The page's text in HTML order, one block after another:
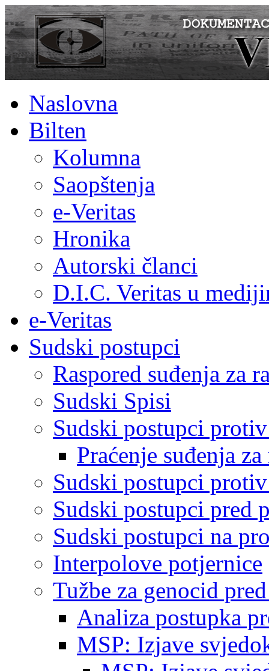
Naslovna
Bilten
Kolumna
Saopštenja
e-Veritas
Hronika
Autorski članci
D.I.C. Veritas u
e-Veritas
Sudski postupci
Raspored suđenja za
Sudski Spisi
Sudski postupci
Praćenje suđenja
Sudski postupci
Sudski postupci pred
Sudski postupci na
Interpolove potjernice
Tužbe za genocid
Analiza postupka
MSP: Izjave